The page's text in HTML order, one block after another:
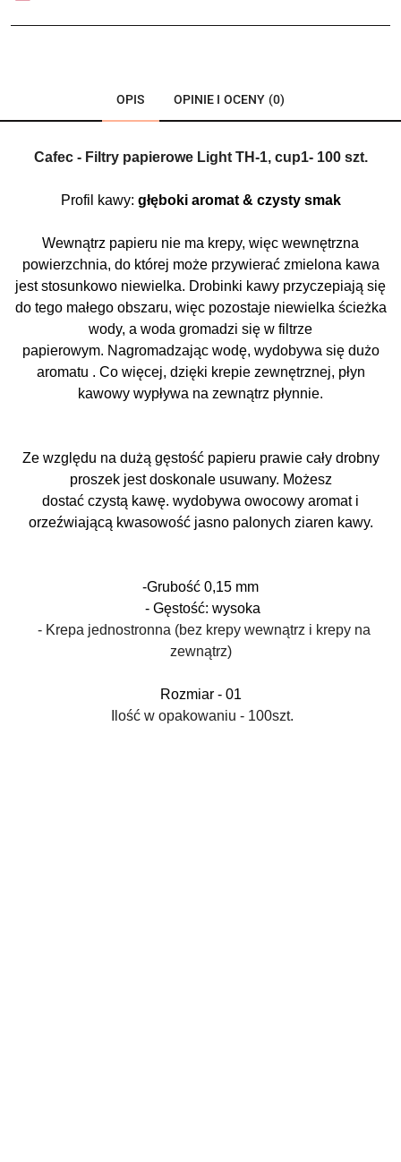
OPIS OPINIE I OCENY (0)
Cafec - Filtry papierowe Light TH-1, cup1- 100 szt.
Profil kawy: głęboki aromat& czysty smak
Wewnątrz papieru nie ma krepy, więc wewnętrzna
powierzchnia, do której może przywierać zmielona kawa
jest stosunkowo niewielka. Drobinki kawy przyczepiają się
do tego małego obszaru, więc pozostaje niewielka ścieżka
wody, a woda gromadzi się w filtrze
papierowym. Nagromadzając wodę, wydobywa się dużo
aromatu . Co więcej, dzięki krepie zewnętrznej, płyn
kawowy wypływa na zewnątrz płynnie.
Ze względu na dużą gęstość papieru prawie cały drobny
proszek jest doskonale usuwany. Możesz
dostać czystą kawę. wydobywa owocowy aromat i
orzeźwiającą kwasowość jasno palonych ziaren kawy.
-Grubość 0,15 mm
- Gęstość: wysoka
- Krepa jednostronna (bez krepy wewnątrz i krepy na
zewnątrz)
Rozmiar - 01
Ilość w opakowaniu - 100szt.